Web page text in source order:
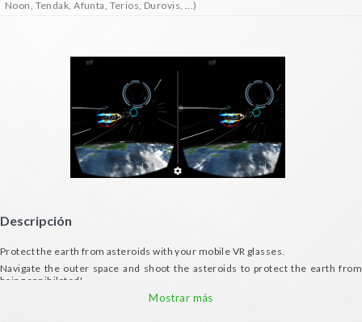
Noon, Tendak, Afunta, Terios, Durovis, ...)
Descripción
Protect the earth from asteroids with your mobile VR glasses.
Navigate the outer space and shoot the asteroids to protect the earth from
being annihilated!
Go through the circles to gain extra points.
Mostrar más